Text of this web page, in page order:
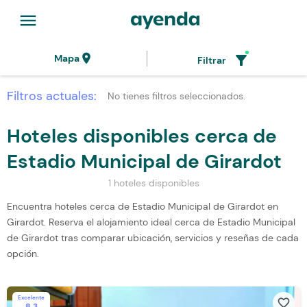
menu
Mapalocation_on Filtrar filter_alt
Filtros actuales: No tienes filtros seleccionados.
Hoteles disponibles cerca de
Estadio Municipal de Girardot
1 hoteles disponibles
Encuentra hoteles cerca de Estadio Municipal de Girardot en
Girardot. Reserva el alojamiento ideal cerca de Estadio Municipal
de Girardot tras comparar ubicación, servicios y reseñas de cada
opción.
Excelente favorite_border